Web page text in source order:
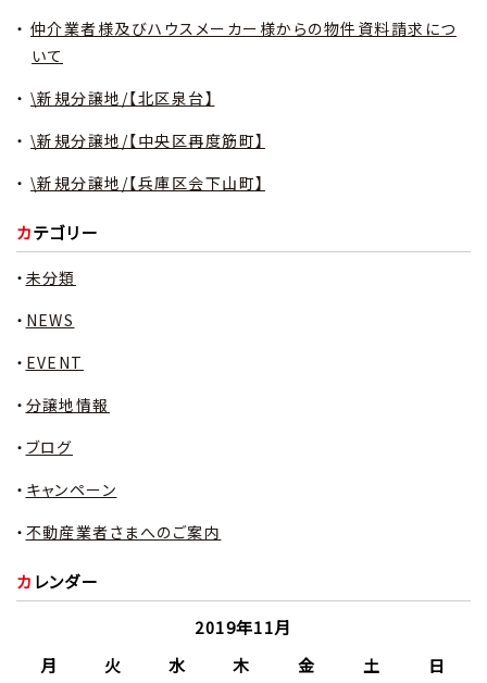
仲介業者様及びハウスメーカー様からの物件資料請求につ
いて
\新規分譲地/【北区泉台】
\新規分譲地/【中央区再度筋町】
\新規分譲地/【兵庫区会下山町】
カテゴリー
未分類
NEWS
EVENT
分譲地情報
ブログ
キャンペーン
不動産業者さまへのご案内
カレンダー
2019年11月
月
火 水 木 金 土
日